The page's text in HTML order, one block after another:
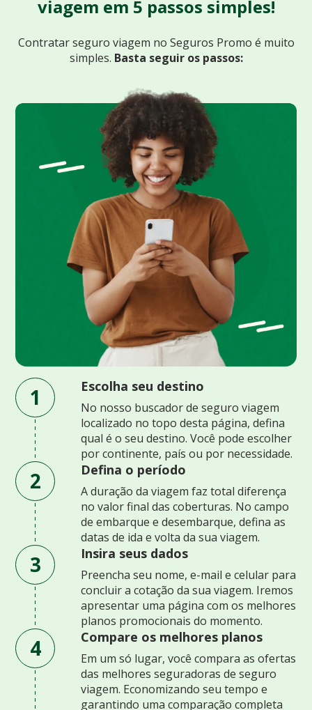
viagem em 5 passos simples!
Contratar seguro viagem no Seguros Promo é muito
simples. Basta seguir os passos:
1 Escolha seu destino
No nosso buscador de seguro viagem
localizado no topo desta página, defina
qual é o seu destino. Você pode escolher
por continente, país ou por necessidade.
2 Defina o período
A duração da viagem faz total diferença
no valor final das coberturas. No campo
de embarque e desembarque, defina as
datas de ida e volta da sua viagem.
3 Insira seus dados
Preencha seu nome, e-mail e celular para
concluir a cotação da sua viagem. Iremos
apresentar uma página com os melhores
planos promocionais do momento.
4 Compare os melhores planos
Em um só lugar, você compara as ofertas
das melhores seguradoras de seguro
viagem. Economizando seu tempo e
garantindo uma comparação completa